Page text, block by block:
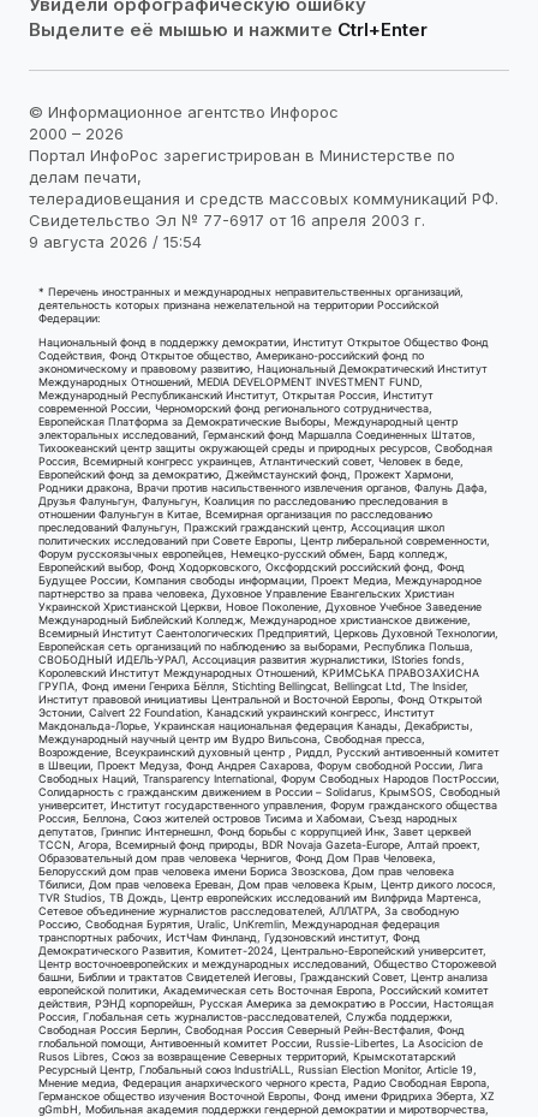
Выделите её мышью и нажмите Ctrl+Enter
© Информационное агентство Инфорос
2000 – 2026
Портал ИнфоРос зарегистрирован в Министерстве по
делам печати,
телерадиовещания и средств массовых коммуникаций РФ.
Свидетельство Эл № 77-6917 от 16 апреля 2003 г.
9 августа 2026 / 15:54